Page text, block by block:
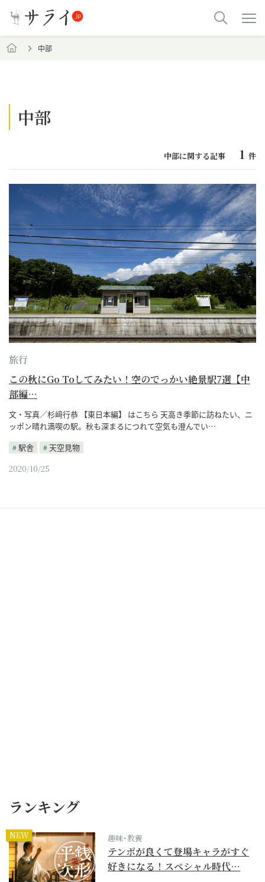
中部
中部
中部に関する記事 1 件
旅行
この秋にGo Toしてみたい！空のでっかい絶景駅7選【中
部編…
文・写真／杉﨑行恭 【東日本編】 はこちら 天高き季節に訪ねたい、ニ
ッポン晴れ満喫の駅。秋も深まるにつれて空気も澄んでい…
駅舎
天空見物
2020/10/25
ランキング
NEW 趣味･教養
テンポが良くて登場キャラがすぐ
好きになる！スペシャル時代…